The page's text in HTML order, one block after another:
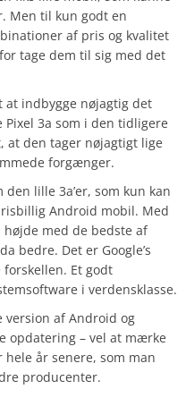
Men til kun godt en
af pris og kvalitet
tage dem til sig med det
at indbygge nøjagtig det
3a som i den tidligere
at den tager nøjagtigt lige
forgænger.
lille 3a’er, som kun kan
Android mobil. Med
med de bedste af
bedre. Det er Google’s
Et godt
i verdensklasse.
version af Android og
opdatering – vel at mærke
hele år senere, som man
producenter.